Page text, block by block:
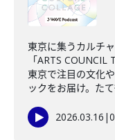
東京に集うカルチ
「ARTS COUNCIL
東京で注目の文化
ックをお届け。たて
2026.03.16 |